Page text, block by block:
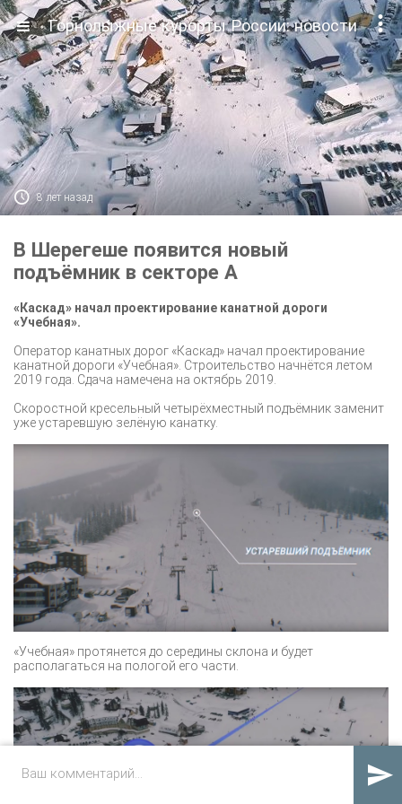

Горнолыжные курорты России: новости
 8 лет назад
В Шерегеше появится новый
подъёмник в секторе А
«Каскад» начал проектирование канатной дороги
«Учебная».
Оператор канатных дорог «Каскад» начал проектирование
канатной дороги «Учебная». Строительство начнётся летом
2019 года. Сдача намечена на октябрь 2019.
Скоростной кресельный четырёхместный подъёмник заменит
уже устаревшую зелёную канатку.
«Учебная» протянется до середины склона и будет
располагаться на пологой его части.
